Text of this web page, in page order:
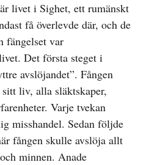
livet i Sighet, ett rumänskt
få överlevde där, och de
fängelset var
Det första steget i
avslöjandet”. Fången
liv, alla släktskaper,
Varje tvekan
misshandel. Sedan följde
fången skulle avslöja allt
minnen. Anade